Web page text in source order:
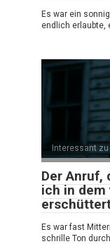
Es war ein
endlich erlaubte,
Interessant
Der Anruf,
ich in dem
Es war fast
schrille Ton